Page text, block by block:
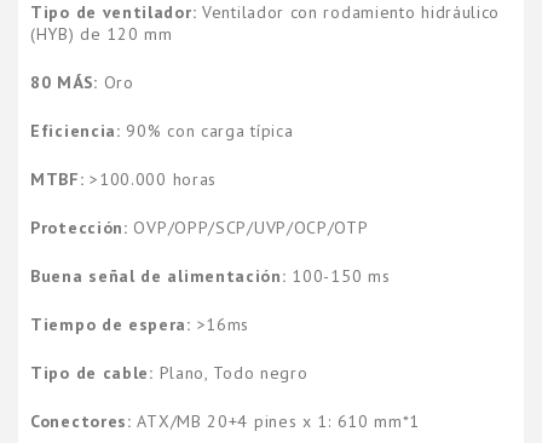
Tipo de ventilador: Ventilador con rodamiento hidráulico
(HYB) de 120 mm
80 MÁS: Oro
Eficiencia: 90% con carga típica
MTBF: >100.000 horas
Protección: OVP/OPP/SCP/UVP/OCP/OTP
Buena señal de alimentación: 100-150 ms
Tiempo de espera: >16ms
Tipo de cable: Plano, Todo negro
Conectores: ATX/MB 20+4 pines x 1: 610 mm*1